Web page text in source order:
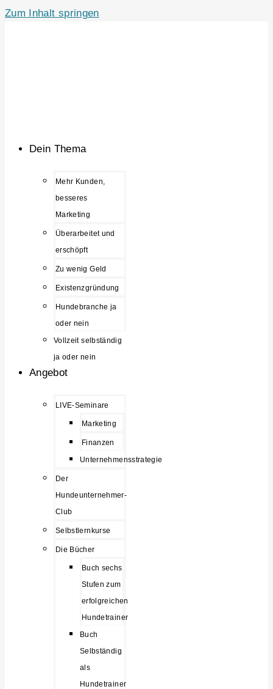
Zum Inhalt springen
Dein Thema
Mehr Kunden,
besseres
Marketing
Überarbeitet und
erschöpft
Zu wenig Geld
Existenzgründung
Hundebranche ja
oder nein
Vollzeit selbständig
ja oder nein
Angebot
LIVE-Seminare
Marketing
Finanzen
Unternehmensstrategie
Der
Hundeunternehmer-
Club
Selbstlernkurse
Die Bücher
Buch sechs
Stufen zum
erfolgreichen
Hundetrainer
Buch
Selbständig
als
Hundetrainer